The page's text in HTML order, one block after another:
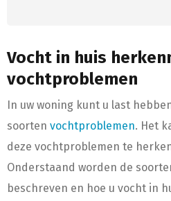
Vocht in huis
vochtproblemen
In uw woning kunt u last
soorten vochtproblemen. Het
deze vochtproblemen te
Onderstaand worden de
beschreven en hoe u vocht in